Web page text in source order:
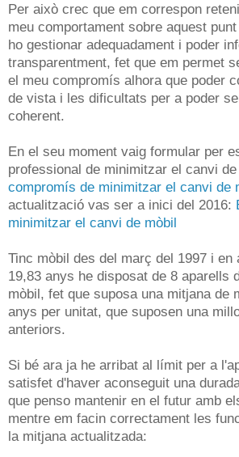
Per això crec que em correspon
meu comportament sobre aquest
ho gestionar adequadament i poder
transparentment, fet que em permet
el meu compromís alhora que poder
de vista i les dificultats per a poder
coherent.
En el seu moment vaig formular per
professional de minimitzar el canvi
compromís de minimitzar el canvi de
actualització vas ser a inici del 2016:
minimitzar el canvi de mòbil
Tinc mòbil des del març del 1997 i en
19,83 anys he disposat de 8 aparells
mòbil, fet que suposa una mitjana de
anys per unitat, que suposen una
anteriors.
Si bé ara ja he arribat al límit per a
satisfet d'haver aconseguit una
que penso mantenir en el futur amb
mentre em facin correctament les
la mitjana actualitzada: